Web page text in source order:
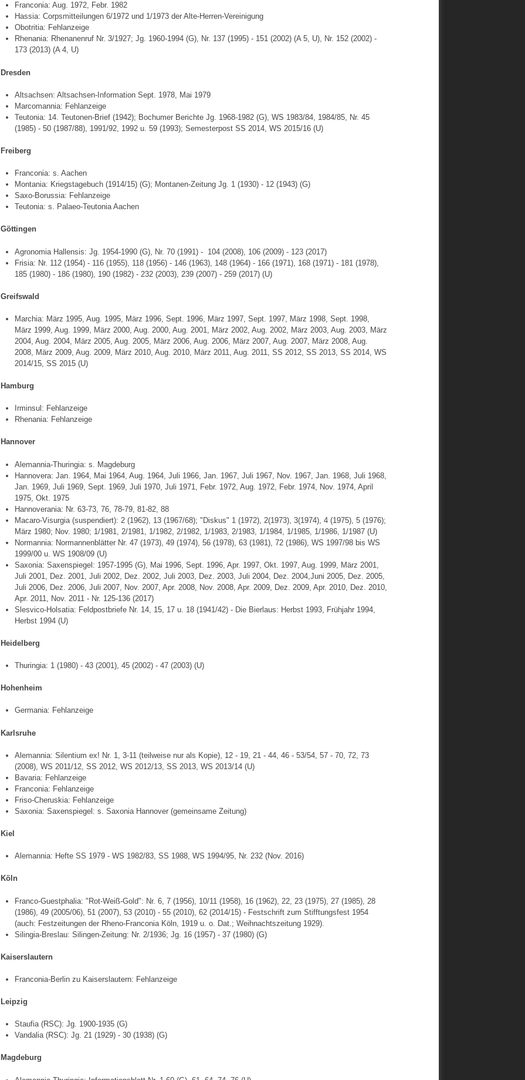
Franconia: Aug. 1972, Febr. 1982
Hassia: Corpsmitteilungen 6/1972 und 1/1973 der Alte-Herren-Vereinigung
Obotritia: Fehlanzeige
Rhenania: Rhenanenruf Nr. 3/1927; Jg. 1960-1994 (G), Nr. 137 (1995) - 151 (2002) (A 5, U), Nr. 152 (2002) -
173 (2013) (A 4, U)
Dresden
Altsachsen: Altsachsen-Information Sept. 1978, Mai 1979
Marcomannia: Fehlanzeige
Teutonia: 14. Teutonen-Brief (1942); Bochumer Berichte Jg. 1968-1982 (G), WS 1983/84, 1984/85, Nr. 45
(1985) - 50 (1987/88), 1991/92, 1992 u. 59 (1993); Semesterpost SS 2014, WS 2015/16 (U)
Freiberg
Franconia: s. Aachen
Montania: Kriegstagebuch (1914/15) (G); Montanen-Zeitung Jg. 1 (1930) - 12 (1943) (G)
Saxo-Borussia: Fehlanzeige
Teutonia: s. Palaeo-Teutonia Aachen
Göttingen
Agronomia Hallensis: Jg. 1954-1990 (G), Nr. 70 (1991) - 104 (2008), 106 (2009) - 123 (2017)
Frisia: Nr. 112 (1954) - 116 (1955), 118 (1956) - 146 (1963), 148 (1964) - 166 (1971), 168 (1971) - 181 (1978),
185 (1980) - 186 (1980), 190 (1982) - 232 (2003), 239 (2007) - 259 (2017) (U)
Greifswald
Marchia: März 1995, Aug. 1995, März 1996, Sept. 1996, März 1997, Sept. 1997, März 1998, Sept. 1998,
März 1999, Aug. 1999, März 2000, Aug. 2000, Aug. 2001, März 2002, Aug. 2002, März 2003, Aug. 2003, März
2004, Aug. 2004, März 2005, Aug. 2005, März 2006, Aug. 2006, März 2007, Aug. 2007, März 2008, Aug.
2008, März 2009, Aug. 2009, März 2010, Aug. 2010, März 2011, Aug. 2011, SS 2012, SS 2013, SS 2014, WS
2014/15, SS 2015 (U)
Hamburg
Irminsul: Fehlanzeige
Rhenania: Fehlanzeige
Hannover
Alemannia-Thuringia: s. Magdeburg
Hannovera: Jan. 1964, Mai 1964, Aug. 1964, Juli 1966, Jan. 1967, Juli 1967, Nov. 1967, Jan. 1968, Juli 1968,
Jan. 1969, Juli 1969, Sept. 1969, Juli 1970, Juli 1971, Febr. 1972, Aug. 1972, Febr. 1974, Nov. 1974, April
1975, Okt. 1975
Hannoverania: Nr. 63-73, 76, 78-79, 81-82, 88
Macaro-Visurgia (suspendiert): 2 (1962), 13 (1967/68); "Diskus" 1 (1972), 2(1973), 3(1974), 4 (1975), 5 (1976);
März 1980; Nov. 1980; 1/1981, 2/1981, 1/1982, 2/1982, 1/1983, 2/1983, 1/1984, 1/1985, 1/1986, 1/1987 (U)
Normannia: Normannenblätter Nr. 47 (1973), 49 (1974), 56 (1978), 63 (1981), 72 (1986), WS 1997/98 bis WS
1999/00 u. WS 1908/09 (U)
Saxonia: Saxenspiegel: 1957-1995 (G), Mai 1996, Sept. 1996, Apr. 1997, Okt. 1997, Aug. 1999, März 2001,
Juli 2001, Dez. 2001, Juli 2002, Dez. 2002, Juli 2003, Dez. 2003, Juli 2004, Dez. 2004,Juni 2005, Dez. 2005,
Juli 2006, Dez. 2006, Juli 2007, Nov. 2007, Apr. 2008, Nov. 2008, Apr. 2009, Dez. 2009, Apr. 2010, Dez. 2010,
Apr. 2011, Nov. 2011 - Nr. 125-136 (2017)
Slesvico-Holsatia: Feldpostbriefe Nr. 14, 15, 17 u. 18 (1941/42) - Die Bierlaus: Herbst 1993, Frühjahr 1994,
Herbst 1994 (U)
Heidelberg
Thuringia: 1 (1980) - 43 (2001), 45 (2002) - 47 (2003) (U)
Hohenheim
Germania: Fehlanzeige
Karlsruhe
Alemannia: Silentium ex! Nr. 1, 3-11 (teilweise nur als Kopie), 12 - 19, 21 - 44, 46 - 53/54, 57 - 70, 72, 73
(2008), WS 2011/12, SS 2012, WS 2012/13, SS 2013, WS 2013/14 (U)
Bavaria: Fehlanzeige
Franconia: Fehlanzeige
Friso-Cheruskia: Fehlanzeige
Saxonia: Saxenspiegel: s. Saxonia Hannover (gemeinsame Zeitung)
Kiel
Alemannia: Hefte SS 1979 - WS 1982/83, SS 1988, WS 1994/95, Nr. 232 (Nov. 2016)
Köln
Franco-Guestphalia: "Rot-Weiß-Gold": Nr. 6, 7 (1956), 10/11 (1958), 16 (1962), 22, 23 (1975), 27 (1985), 28
(1986), 49 (2005/06), 51 (2007), 53 (2010) - 55 (2010), 62 (2014/15) - Festschrift zum Stifftungsfest 1954
(auch: Festzeitungen der Rheno-Franconia Köln, 1919 u. o. Dat.; Weihnachtszeitung 1929).
Silingia-Breslau: Silingen-Zeitung: Nr. 2/1936; Jg. 16 (1957) - 37 (1980) (G)
Kaiserslautern
Franconia-Berlin zu Kaiserslautern: Fehlanzeige
Leipzig
Staufia (RSC): Jg. 1900-1935 (G)
Vandalia (RSC): Jg. 21 (1929) - 30 (1938) (G)
Magdeburg